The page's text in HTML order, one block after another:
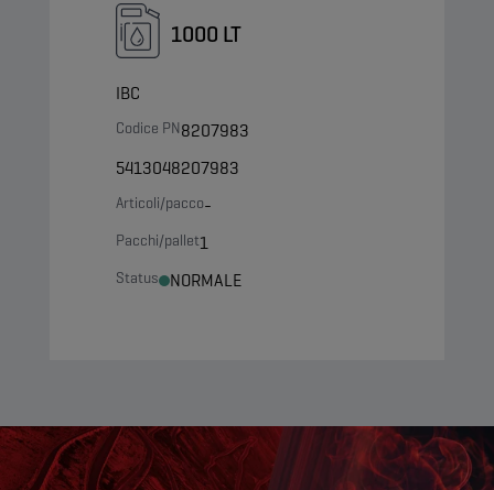
1000 LT
IBC
Codice PN8207983
5413048207983
Articoli/pacco-
Pacchi/pallet1
Status NORMALE